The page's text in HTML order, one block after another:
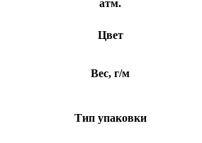
атм.
Цвет
Вес, г/м
Тип упаковки